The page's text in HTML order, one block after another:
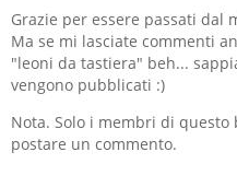
Grazie per essere passati dal
Ma se mi lasciate commenti
"leoni da tastiera" beh...
vengono pubblicati :)
Nota. Solo i membri di questo
postare un commento.